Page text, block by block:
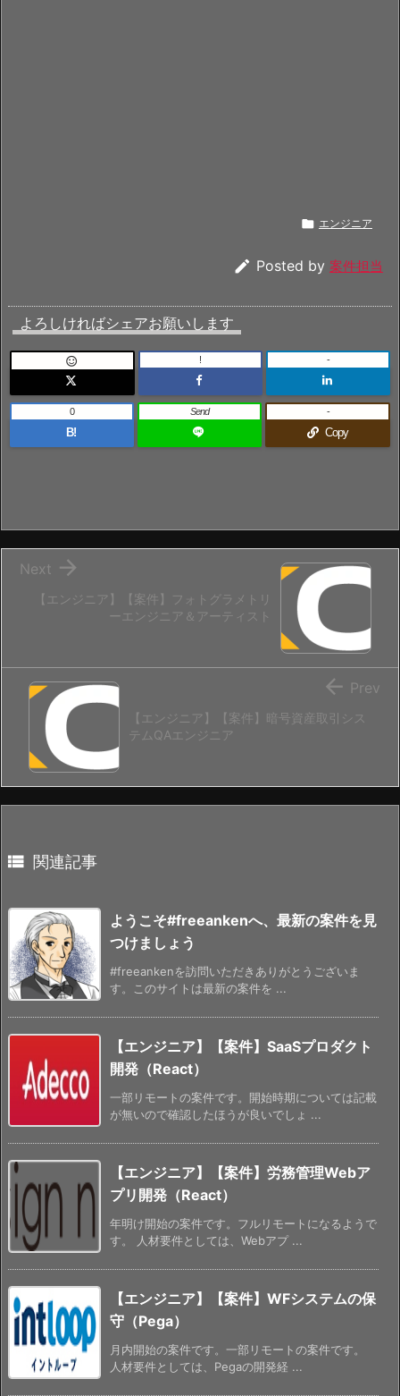
 エンジニア
 Posted by 案件担当
よろしければシェアお願いします
 ! -
B!
0 Send
Copy
-
【エンジニア】【案件】フォトグラメトリ
ーエンジニア＆アーティスト

Next
【エンジニア】【案件】暗号資産取引シス
テムQAエンジニア
 Prev
 関連記事
ようこそ#freeankenへ、最新の案件を見
つけましょう
#freeankenを訪問いただきありがとうございま
す。このサイトは最新の案件を ...
【エンジニア】【案件】SaaSプロダクト
開発（React）
一部リモートの案件です。開始時期については記載
が無いので確認したほうが良いでしょ ...
【エンジニア】【案件】労務管理Webア
プリ開発（React）
年明け開始の案件です。フルリモートになるようで
す。 人材要件としては、Webアプ ...
【エンジニア】【案件】WFシステムの保
守（Pega）
月内開始の案件です。一部リモートの案件です。
人材要件としては、Pegaの開発経 ...